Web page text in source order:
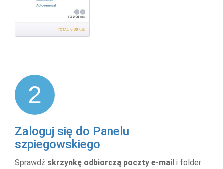
2
Zaloguj się do Panelu
szpiegowskiego
Sprawdź skrzynkę odbiorczą poczty e-mail i folder